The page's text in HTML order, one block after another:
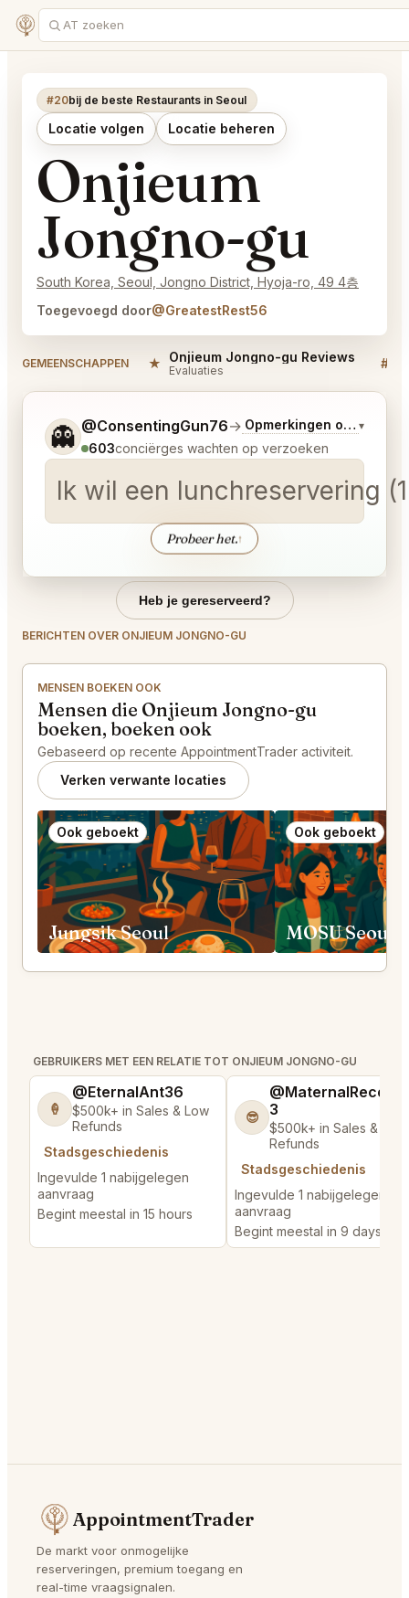
#20bij de beste Restaurants in Seoul
Locatie volgen Locatie beheren
Onjieum
Jongno-gu
South Korea, Seoul, Jongno District, Hyoja-ro, 49 4층
Toegevoegd door@GreatestRest56
GEMEENSCHAPPEN ★ Onjieum Jongno-gu Reviews
Evaluaties #
👻 @ConsentingGun76→ Opmerkingen over
▾
603conciërges wachten op verzoeken
Ik wil een lunchreservering
Probeer het.↑
Vertel me wat je wilt.
Heb je gereserveerd?
BERICHTEN OVER ONJIEUM JONGNO-GU
MENSEN BOEKEN OOK
Mensen die Onjieum Jongno-gu
boeken, boeken ook
Gebaseerd op recente AppointmentTrader activiteit.
Verken verwante locaties
Ook geboekt
Jungsik Seoul
Ook geboekt
GEBRUIKERS MET EEN RELATIE TOT ONJIEUM JONGNO-GU
🍦
@EternalAnt36
$500k+ in Sales & Low
Refunds
Stadsgeschiedenis
Ingevulde 1 nabijgelegen
aanvraag
Begint meestal in 15 hours
😎
3
$500k+ in Sales & Low
Refunds
Stadsgeschiedenis
Ingevulde 1 nabijgelegen
aanvraag
Begint meestal in 9 days
AppointmentTrader
De markt voor onmogelijke
reserveringen, premium toegang en
real-time vraagsignalen.